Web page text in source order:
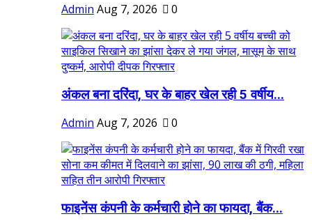
Admin Aug 7, 2026 0
अंकल बना दरिंदा, घर के बाहर खेल रही 5 वर्षीय...
Admin Aug 7, 2026 0
फाइनेंस कंपनी के कर्मचारी होने का फायदा, बैंक...